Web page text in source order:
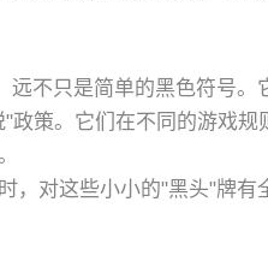
不只是简单的黑色符号。
政策。它们在不同的游戏
，对这些小小的"黑头"牌有